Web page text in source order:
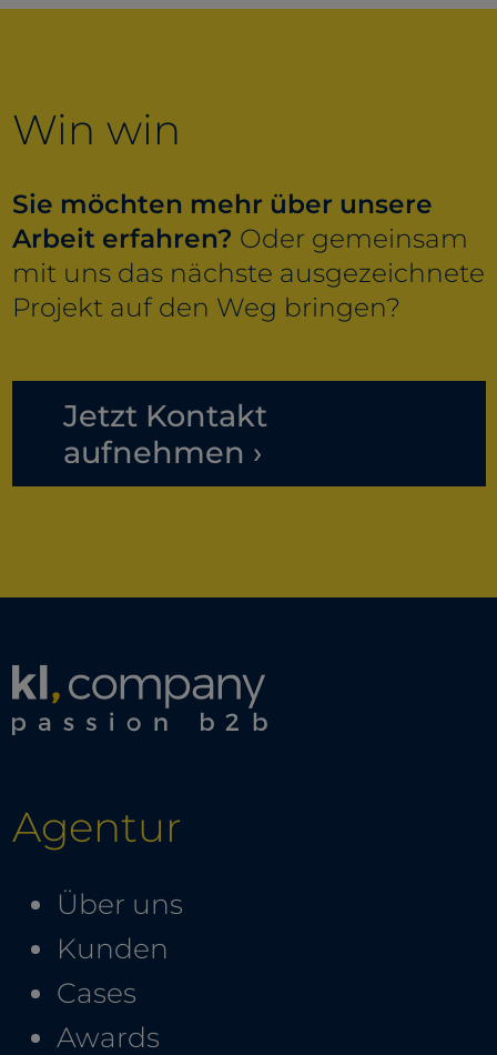
Win win
Sie möchten mehr über unsere
Arbeit erfahren? Oder gemeinsam
mit uns das nächste ausgezeichnete
Projekt auf den Weg bringen?
Jetzt Kontakt
aufnehmen ›
Agentur
Über uns
Kunden
Cases
Awards